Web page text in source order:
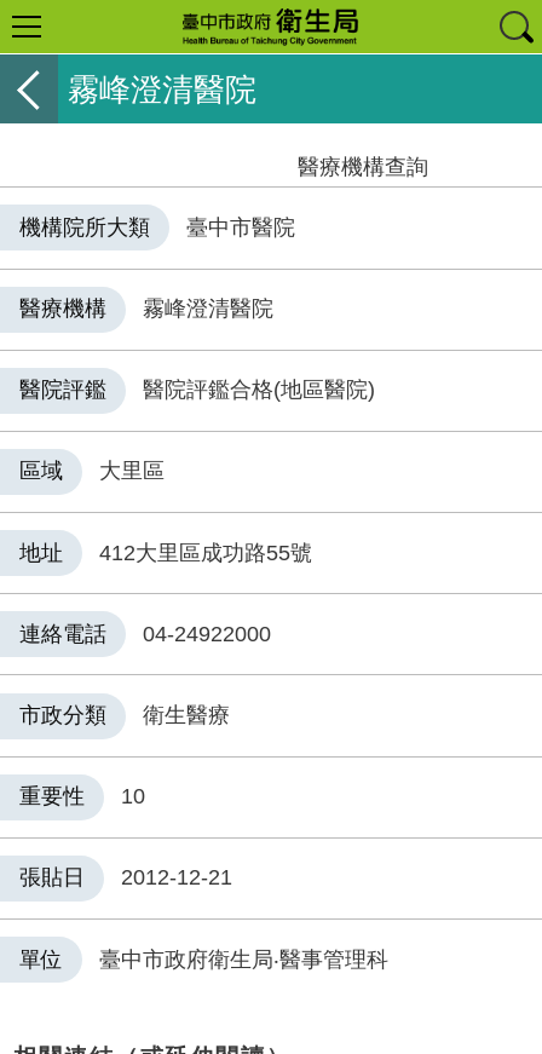
霧峰澄清醫院
醫療機構查詢
機構院所大類 臺中市醫院
醫療機構 霧峰澄清醫院
醫院評鑑 醫院評鑑合格(地區醫院)
區域 大里區
地址 412大里區成功路55號
連絡電話 04-24922000
市政分類 衛生醫療
重要性 10
張貼日 2012-12-21
單位 臺中市政府衛生局‧醫事管理科